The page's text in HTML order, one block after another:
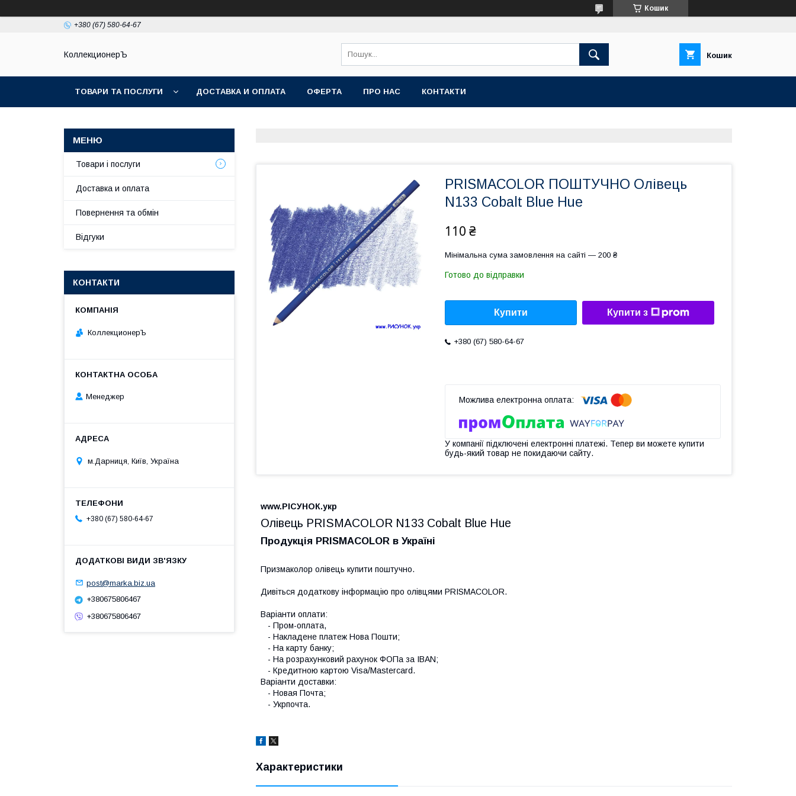
Кошик
+380 (67) 580-64-67
КоллекционерЪ Кошик
ТОВАРИ ТА ПОСЛУГИ ДОСТАВКА И ОПЛАТА ОФЕРТА ПРО НАС КОНТАКТИ
PRISMACOLOR ПОШТУЧНО Олівець
N133 Cobalt Blue Hue
110 ₴
Мінімальна сума замовлення на сайті — 200 ₴
Готово до відправки
Купити Купити з
+380 (67) 580-64-67
У компанії підключені електронні платежі. Тепер ви можете купити
будь-який товар не покидаючи сайту.
www.РІСУНОК.укр
Олівець PRISMACOLOR N133 Cobalt Blue Hue
Продукція PRISMACOLOR в Україні
Призмаколор олівець купити поштучно.
Дивіться додаткову інформацію про олівцями PRISMACOLOR.
Варіанти оплати:
- Пром-оплата,
- Накладене платеж Нова Пошти;
- На карту банку;
- На розрахунковий рахунок ФОПа за IBAN;
- Кредитною картою Visa/Mastercard.
Варіанти доставки:
- Новая Почта;
- Укрпочта.
Характеристики
Товари і послуги
Доставка и оплата
Повернення та обмін
Відгуки
КОНТАКТИ
КоллекционерЪ
Менеджер
м.Дарниця, Київ, Україна
+380 (67) 580-64-67
post@marka.biz.ua
+380675806467
+380675806467